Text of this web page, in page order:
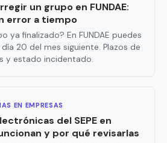
un grupo en FUNDAE:
error a tiempo
ya finalizado? En FUNDAE puedes
20 del mes siguiente. Plazos de
y estado incidentado.
EN EMPRESAS
del SEPE en
y por qué revisarlas